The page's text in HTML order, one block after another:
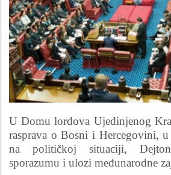
U Domu lordova Ujedinjenog
rasprava o Bosni i Hercegovini,
na političkoj situaciji,
sporazumu i ulozi međunarodne